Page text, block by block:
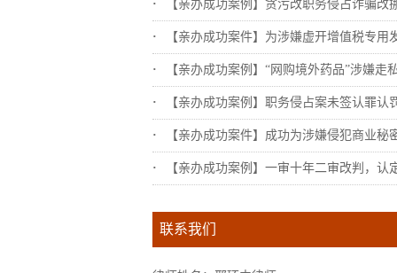
【亲办成功案例】贪污改职务侵占诈骗改挪用
【亲办成功案件】为涉嫌虚开增值税专用发票
【亲办成功案例】“网购境外药品”涉嫌走
【亲办成功案例】职务侵占案未签认罪认罚，
【亲办成功案件】成功为涉嫌侵犯商业秘密罪
【亲办成功案例】一审十年二审改判，认定不
联系我们